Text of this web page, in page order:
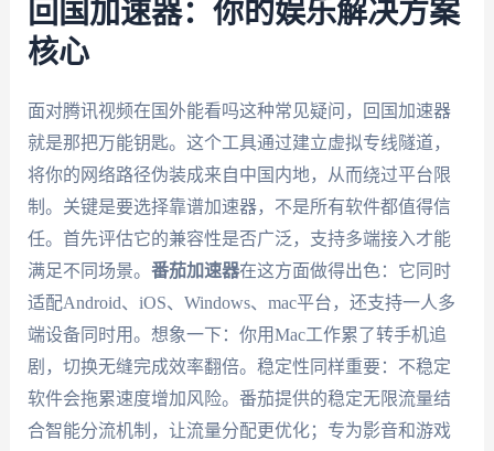
回国加速器：你的娱乐解决方案
核心
面对腾讯视频在国外能看吗这种常见疑问，回国加速器
就是那把万能钥匙。这个工具通过建立虚拟专线隧道，
将你的网络路径伪装成来自中国内地，从而绕过平台限
制。关键是要选择靠谱加速器，不是所有软件都值得信
任。首先评估它的兼容性是否广泛，支持多端接入才能
满足不同场景。 番茄加速器在这方面做得出色：它同时
适配Android、iOS、Windows、mac平台，还支持一人多
端设备同时用。想象一下：你用Mac工作累了转手机追
剧，切换无缝完成效率翻倍。稳定性同样重要：不稳定
软件会拖累速度增加风险。番茄提供的稳定无限流量结
合智能分流机制，让流量分配更优化；专为影音和游戏